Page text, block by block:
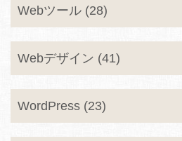
Webツール (28)
Webデザイン (41)
WordPress (23)